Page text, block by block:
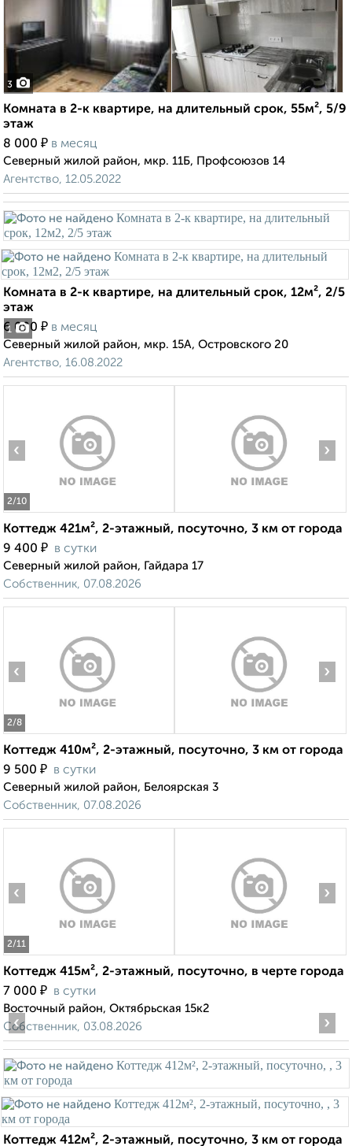
3
Комната в 2-к квартире, на длительный срок, 55м², 5/9
этаж
8 000 ₽ в месяц
Северный жилой район, мкр. 11Б, Профсоюзов 14
Агентство, 12.05.2022
1
Комната в 2-к квартире, на длительный срок, 12м², 2/5
этаж
6 000 ₽ в месяц
Северный жилой район, мкр. 15А, Островского 20
Агентство, 16.08.2022
2/10
‹ ›
Коттедж 421м², 2-этажный, посуточно, 3 км от города
9 400 ₽ в сутки
Северный жилой район, Гайдара 17
Собственник, 07.08.2026
2/8
‹ ›
Коттедж 410м², 2-этажный, посуточно, 3 км от города
9 500 ₽ в сутки
Северный жилой район, Белоярская 3
Собственник, 07.08.2026
2/11
‹ ›
Коттедж 415м², 2-этажный, посуточно, в черте города
7 000 ₽ в сутки
Восточный район, Октябрьская 15к2
Собственник, 03.08.2026
‹ ›
Коттедж 412м², 2-этажный, посуточно, 3 км от города